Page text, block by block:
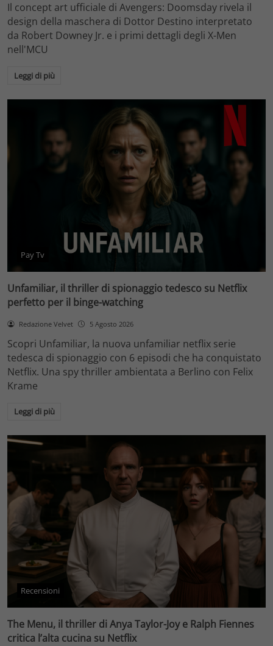
Il concept art ufficiale di Avengers: Doomsday rivela il
design della maschera di Dottor Destino interpretato
da Robert Downey Jr. e i primi dettagli degli X-Men
nell'MCU
Leggi di più
Pay Tv
Unfamiliar, il thriller di spionaggio tedesco su Netflix
perfetto per il binge-watching
Redazione Velvet 5 Agosto 2026
Scopri Unfamiliar, la nuova unfamiliar netflix serie
tedesca di spionaggio con 6 episodi che ha conquistato
Netflix. Una spy thriller ambientata a Berlino con Felix
Krame
Leggi di più
Recensioni
The Menu, il thriller di Anya Taylor-Joy e Ralph Fiennes
critica l’alta cucina su Netflix